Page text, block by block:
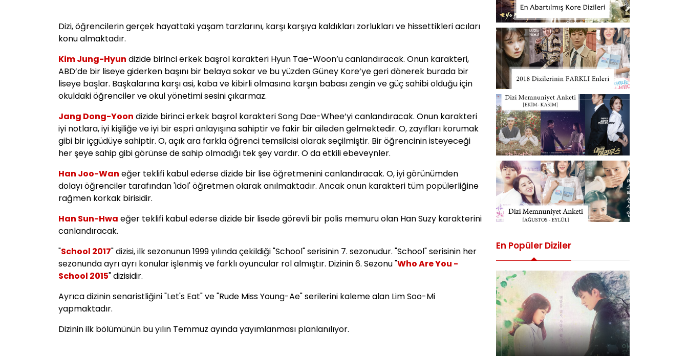
Dizi, öğrencilerin gerçek hayattaki yaşam tarzlarını, karşı karşıya kaldıkları zorlukları ve hissettikleri acıları
konu almaktadır.
Kim Jung-Hyun dizide birinci erkek başrol karakteri Hyun Tae-Woon’u canlandıracak. Onun karakteri,
ABD’de bir liseye giderken başını bir belaya sokar ve bu yüzden Güney Kore’ye geri dönerek burada bir
liseye başlar. Başkalarına karşı asi, kaba ve kibirli olmasına karşın babası zengin ve güç sahibi olduğu için
okuldaki öğrenciler ve okul yönetimi sesini çıkarmaz.
Jang Dong-Yoon dizide birinci erkek başrol karakteri Song Dae-Whee’yi canlandıracak. Onun karakteri
iyi notlara, iyi kişiliğe ve iyi bir espri anlayışına sahiptir ve fakir bir aileden gelmektedir. O, zayıfları korumak
gibi bir içgüdüye sahiptir. O, açık ara farkla öğrenci temsilcisi olarak seçilmiştir. Bir öğrencinin isteyeceği
her şeye sahip gibi görünse de sahip olmadığı tek şey vardır. O da etkili ebeveynler.
Han Joo-Wan eğer teklifi kabul ederse dizide bir lise öğretmenini canlandıracak. O, iyi görünümden
dolayı öğrenciler tarafından 'idol' öğretmen olarak anılmaktadır. Ancak onun karakteri tüm popülerliğine
rağmen korkak birisidir.
Han Sun-Hwa eğer teklifi kabul ederse dizide bir lisede görevli bir polis memuru olan Han Suzy karakterini
canlandıracak.
"School 2017" dizisi, ilk sezonunun 1999 yılında çekildiği "School" serisinin 7. sezonudur. "School" serisinin her
sezonunda ayrı ayrı konular işlenmiş ve farklı oyuncular rol almıştır. Dizinin 6. Sezonu "Who Are You -
School 2015" dizisidir.
Ayrıca dizinin senaristliğini "Let's Eat" ve "Rude Miss Young-Ae" serilerini kaleme alan Lim Soo-Mi
yapmaktadır.
Dizinin ilk bölümünün bu yılın Temmuz ayında yayımlanması planlanılıyor.
En Popüler Diziler